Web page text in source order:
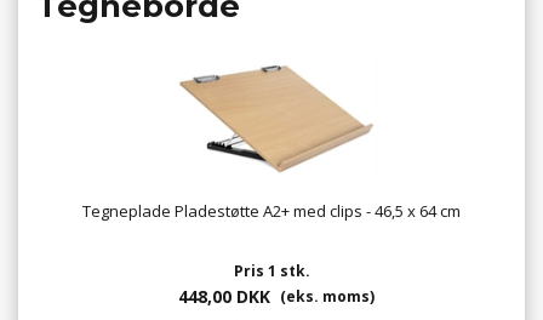
Tegneplade Pladestøtte A2+ med clips - 46,5 x 64 cm
Pris 1 stk.
448,00 DKK (eks. moms)